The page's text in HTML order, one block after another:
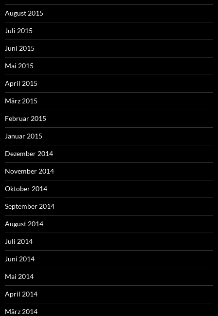
August 2015
Juli 2015
Juni 2015
Mai 2015
April 2015
März 2015
Februar 2015
Januar 2015
Dezember 2014
November 2014
Oktober 2014
September 2014
August 2014
Juli 2014
Juni 2014
Mai 2014
April 2014
März 2014